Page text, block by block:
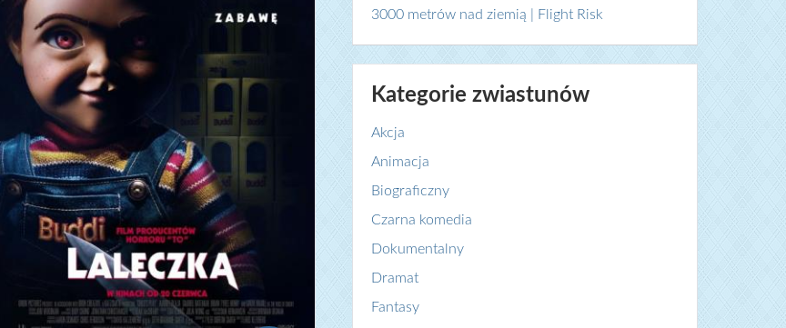
3000 metrów nad ziemią | Flight Risk
Kategorie zwiastunów
Akcja
Animacja
Biograficzny
Czarna komedia
Dokumentalny
Dramat
Fantasy